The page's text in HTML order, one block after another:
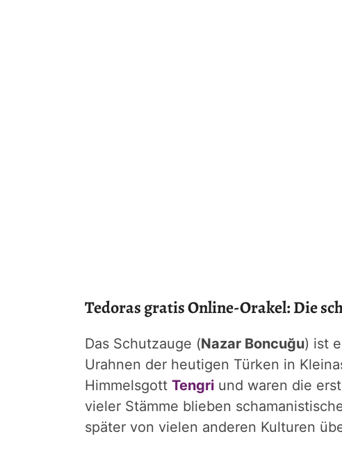
Tedoras gratis Online-Orakel: Die
Das Schutzauge (Nazar Boncuğu) ist
Urahnen der heutigen Türken in
Himmelsgott Tengri und waren die
vieler Stämme blieben
später von vielen anderen Kulturen